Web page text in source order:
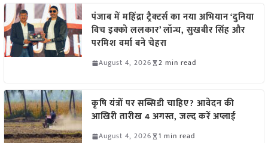
पंजाब में महिंद्रा ट्रैक्टर्स का नया अभियान ‘दुनिया
विच इक्को ललकार’ लॉन्च, सुखबीर सिंह और
परमिश वर्मा बने चेहरा
August 4, 2026 2 min read
कृषि यंत्रों पर सब्सिडी चाहिए? आवेदन की
आखिरी तारीख 4 अगस्त, जल्द करें अप्लाई
August 4, 2026 1 min read